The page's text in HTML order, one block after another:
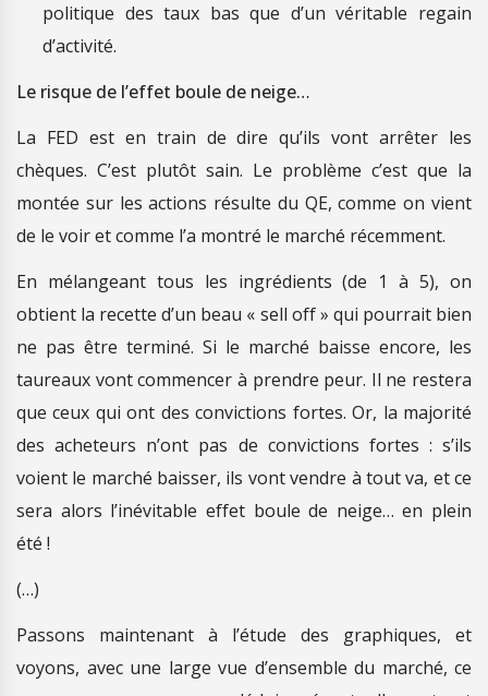
politique des taux bas que d’un véritable regain
d’activité.
Le risque de l’effet boule de neige…
La FED est en train de dire qu’ils vont arrêter les
chèques. C’est plutôt sain. Le problème c’est que la
montée sur les actions résulte du QE, comme on vient
de le voir et comme l’a montré le marché récemment.
En mélangeant tous les ingrédients (de 1 à 5), on
obtient la recette d’un beau « sell off » qui pourrait bien
ne pas être terminé. Si le marché baisse encore, les
taureaux vont commencer à prendre peur. Il ne restera
que ceux qui ont des convictions fortes. Or, la majorité
des acheteurs n’ont pas de convictions fortes : s’ils
voient le marché baisser, ils vont vendre à tout va, et ce
sera alors l’inévitable effet boule de neige… en plein
été !
(…)
Passons maintenant à l’étude des graphiques, et
voyons, avec une large vue d’ensemble du marché, ce